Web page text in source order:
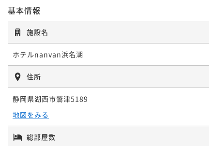
基本情報
施設名
ホテルnanvan浜名湖
住所
静岡県湖西市鷲津5189
地図をみる
総部屋数